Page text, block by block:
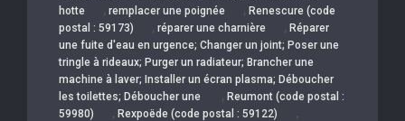
hotte
, remplacer une poignée , Renescure (code
postal : 59173)
, réparer une charnière , Réparer
une fuite d'eau en urgence; Changer un joint; Poser une
tringle à rideaux; Purger un radiateur; Brancher une
machine à laver; Installer un écran plasma; Déboucher
les toilettes; Déboucher une
, Reumont (code postal :
59980)
, Rexpoëde (code postal : 59122) ,